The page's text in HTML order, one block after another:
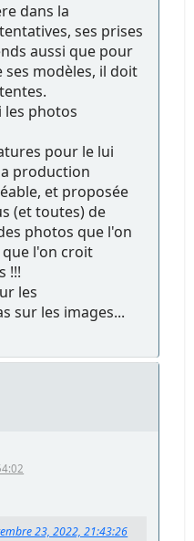
dans la
ses prises
aussi que pour
ses modèles, il doit
les photos
pour le lui
production
et proposée
(et toutes) de
photos que l'on
que l'on croit
!!!
les
sur les images...
23, 2022, 21:43:26